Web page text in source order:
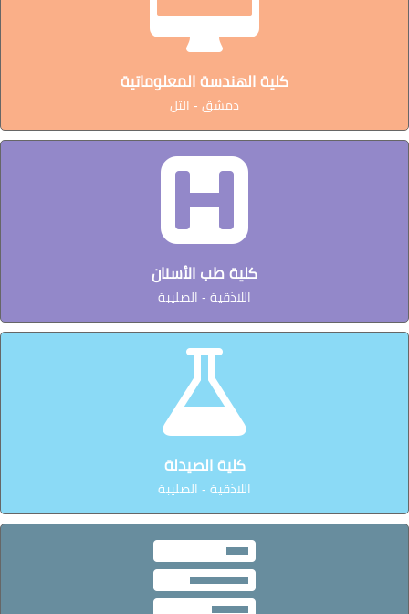
كلية الهندسة المعلوماتية
دمشق - التل
كلية طب الأسنان
اللاذقية - الصليبة
كلية الصيدلة
اللاذقية - الصليبة